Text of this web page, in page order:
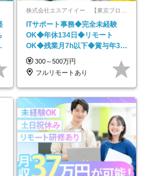
ITサポート事務◆完全未経験
OK◆年休134日◆リモート
OK◆残業月7h以下◆賞与年3回
◆5年目まで必ず昇給
300～500万円
フルリモートあり